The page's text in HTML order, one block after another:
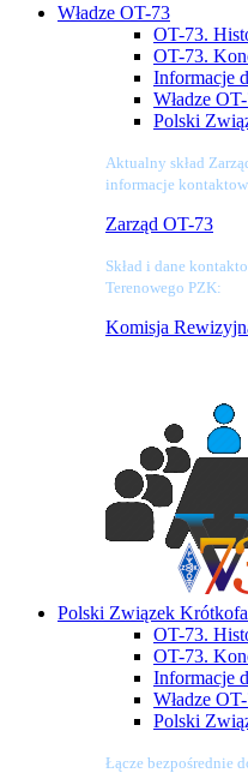
Władze OT-73
OT-73.
OT-73.
Informacje
Władze
Polski
Aktualny skład
informacje
Zarząd OT-73
Skład i dane
Terenowego PZK:
Komisja
Polski Związek
OT-73.
OT-73.
Informacje
Władze
Polski
Łącze bezpośrednie